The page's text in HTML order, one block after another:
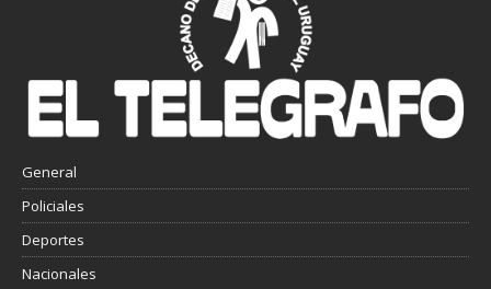
General
Policiales
Deportes
Nacionales